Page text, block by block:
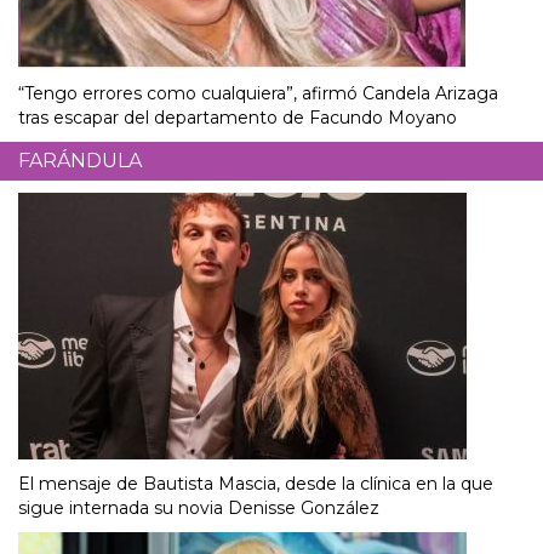
“Tengo errores como cualquiera”, afirmó Candela Arizaga
tras escapar del departamento de Facundo Moyano
FARÁNDULA
El mensaje de Bautista Mascia, desde la clínica en la que
sigue internada su novia Denisse González